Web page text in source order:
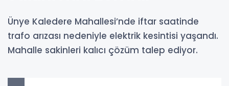
Ünye Kaledere Mahallesi’nde iftar saatinde
trafo arızası nedeniyle elektrik kesintisi yaşandı.
Mahalle sakinleri kalıcı çözüm talep ediyor.